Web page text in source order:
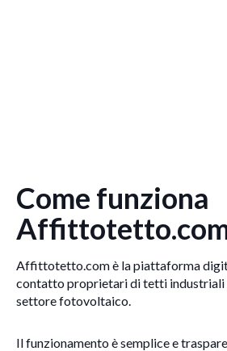
Come funziona
Affittotetto.com è la piattaforma
contatto proprietari di tetti industriali
settore fotovoltaico.
Il funzionamento è semplice e